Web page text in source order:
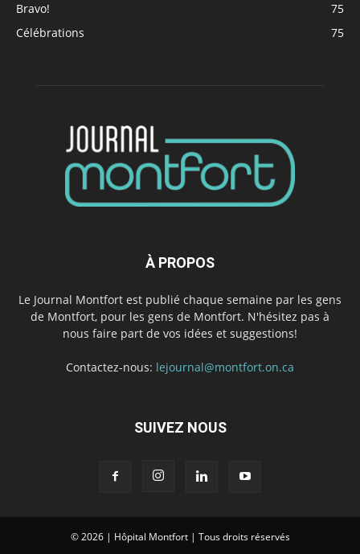
Bravo!
75
Célébrations
75
À PROPOS
Le Journal Montfort est publié chaque semaine par les gens
de Montfort, pour les gens de Montfort. N'hésitez pas à
nous faire part de vos idées et suggestions!
Contactez-nous: lejournal@montfort.on.ca
SUIVEZ NOUS
© 2026 | Hôpital Montfort | Tous droits réservés